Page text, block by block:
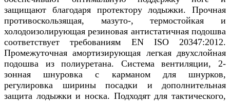
защищают благодаря протектору лодыжки. Прочная
противоскользящая, мазуто-, термостойкая и
холодоизолирующая резиновая антистатичная подошва
соответствует требованиям EN ISO 20347:2012.
Промежуточная амортизирующая легкая двухслойная
подошва из полиуретана. Система вентиляции, 2-
зонная шнуровка с карманом для шнурков,
регулировка ширины посадки и дополнительная
защита лодыжки и носка. Подходят для тактического,